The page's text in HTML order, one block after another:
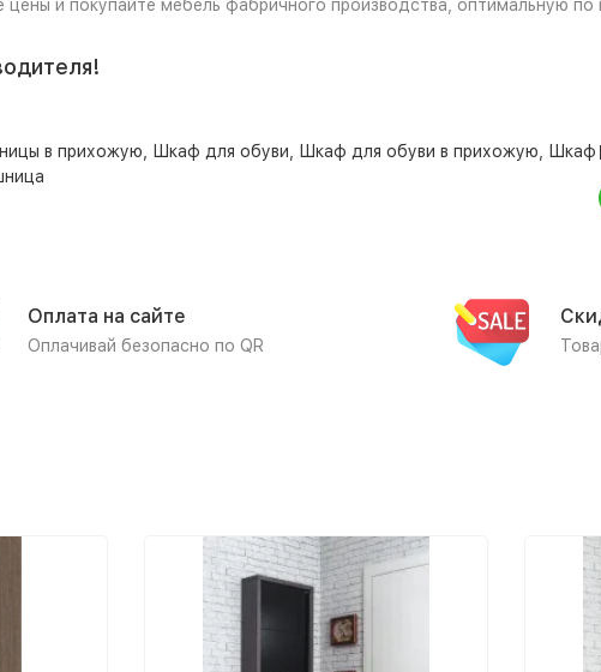
цены и покупайте мебель фабричного производства, оптимальную по
в прихожую Шкаф для обуви Шкаф для обуви в прихожую
Шкаф
Оплата на сайте
Оплачивай безопасно по QR